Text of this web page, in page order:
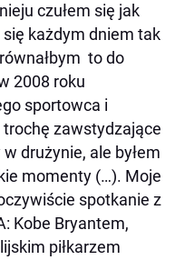
czułem się jak
każdym dniem tak
to do
2008 roku
sportowca i
trochę zawstydzające
drużynie, ale byłem
momenty (…). Moje
spotkanie z
Kobe Bryantem,
piłkarzem